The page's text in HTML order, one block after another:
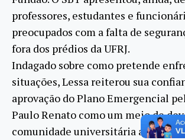
professores, estudantes e
preocupados com a falta de
fora dos prédios da UFRJ.
Indagado sobre como pretende
situações, Lessa reiterou sua
aprovação do Plano Emergencial
Paulo Renato como um meio de
comunidade universitária a